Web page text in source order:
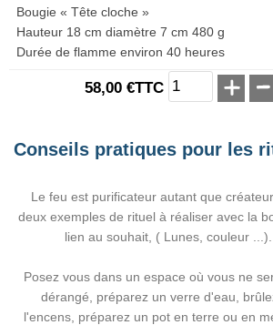
Bougie « Tête cloche »
Hauteur 18 cm diamètre 7 cm 480 g
Durée de flamme environ 40 heures
58,00 €TTC
Conseils pratiques pour les
Le feu est purificateur autant que
deux exemples de rituel à réaliser avec la
lien au souhait, ( Lunes, couleur ...).
Posez vous dans un espace où vous ne
dérangé, préparez un verre d'eau,
l'encens, préparez un pot en terre ou en